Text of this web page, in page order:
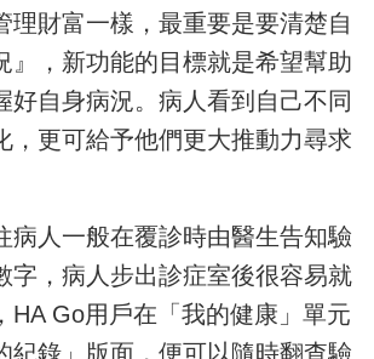
理財富一樣，最重要是要清楚自
』，新功能的目標就是希望幫助
好自身病況。病人看到自己不同
，更可給予他們更大推動力尋求
病人一般在覆診時由醫生告知驗
字，病人步出診症室後很容易就
HA Go用戶在「我的健康」單元
紀錄」版面，便可以隨時翻查驗